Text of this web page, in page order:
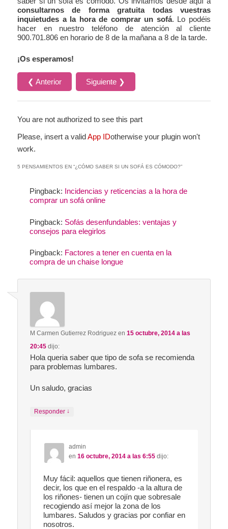
consultarnos de forma gratuita todas vuestras
inquietudes a la hora de comprar un sofá. Lo podéis
hacer en nuestro teléfono de atención al cliente
900.701.806 en horario de 8 de la mañana a 8 de la tarde.
¡Os esperamos!
❮ Anterior Siguiente ❯
You are not authorized to see this part
Please, insert a validApp IDotherwise your plugin won't
work.
5 PENSAMIENTOS EN “¿CÓMO SABER SI UN SOFÁ ES CÓMODO?”
Pingback: Incidencias y reticencias a la hora de
comprar un sofá online
Pingback: Sofás desenfundables: ventajas y
consejos para elegirlos
Pingback: Factores a tener en cuenta en la
compra de un chaise longue
M Carmen Gutierrez Rodriguez en15 octubre, 2014 a las
20:45 dijo:
Hola queria saber que tipo de sofa se recomienda
para problemas lumbares.
Un saludo, gracias
Responder ↓
admin
en 16 octubre, 2014 a las 6:55 dijo:
Muy fácil: aquellos que tienen riñonera, es
decir, los que en el respaldo -a la altura de
los riñones- tienen un cojín que sobresale
recogiendo así mejor la zona de los
lumbares. Saludos y gracias por confiar en
nosotros.